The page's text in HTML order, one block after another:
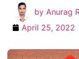
by Anurag
April 25, 2022